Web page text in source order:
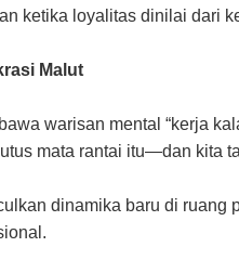
ketika loyalitas dinilai dari
Malut
warisan mental “kerja
mata rantai itu—dan kita
dinamika baru di